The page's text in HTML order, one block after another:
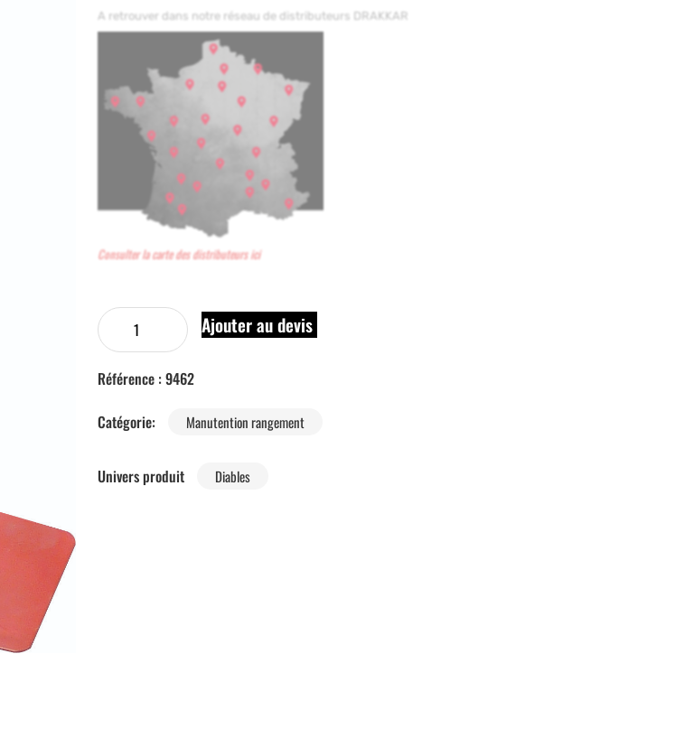
A retrouver dans notre réseau de distributeurs DRAKKAR
Consulter la carte des distributeurs ici
Ajouter au devis
Référence : 9462
Catégorie:
Manutention rangement
Univers produit Diables